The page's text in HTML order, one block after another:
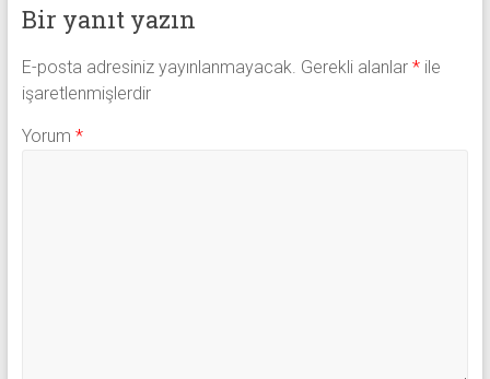
Bir yanıt yazın
E-posta adresiniz yayınlanmayacak. Gerekli alanlar *ile
işaretlenmişlerdir
Yorum *